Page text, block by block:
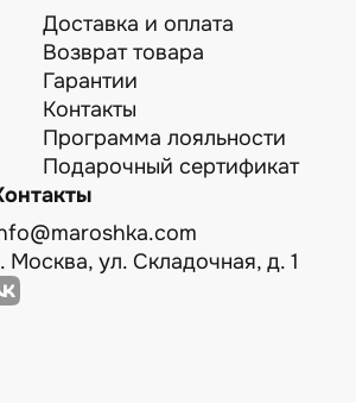
Доставка и оплата
Возврат товара
Гарантии
Контакты
Программа лояльности
Подарочный сертификат
Москва, ул. Складочная, д. 1